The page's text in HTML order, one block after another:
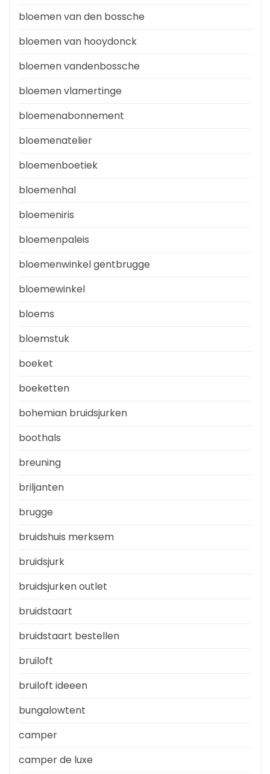
bloemen van den bossche
bloemen van hooydonck
bloemen vandenbossche
bloemen vlamertinge
bloemenabonnement
bloemenatelier
bloemenboetiek
bloemenhal
bloemeniris
bloemenpaleis
bloemenwinkel gentbrugge
bloemewinkel
bloems
bloemstuk
boeket
boeketten
bohemian bruidsjurken
boothals
breuning
briljanten
brugge
bruidshuis merksem
bruidsjurk
bruidsjurken outlet
bruidstaart
bruidstaart bestellen
bruiloft
bruiloft ideeen
bungalowtent
camper
camper de luxe